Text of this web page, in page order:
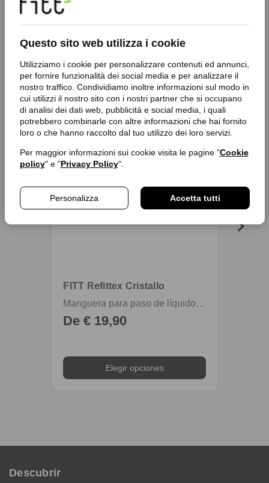
Questo sito web utilizza i cookie
Utilizziamo i cookie per personalizzare contenuti ed annunci,
per fornire funzionalità dei social media e per analizzare il
nostro traffico. Condividiamo inoltre informazioni sul modo in
cui utilizzi il nostro sito con i nostri partner che si occupano
di analisi dei dati web, pubblicità e social media, i quali
potrebbero combinarle con altre informazioni che hai fornito
loro o che hanno raccolto dal tuo utilizzo dei loro servizi.
Per maggior informazioni sui cookie visita le pagine "Cookie
policy" e "Privacy Policy".
Personalizza Accetta tutti
Productos relacionados
favorite_border
FITT Refittex Cristallo
Manguera para paso de líquidos alimentarios y bebidas a presión
De € 19,90
Elegir opciones
Descubrir